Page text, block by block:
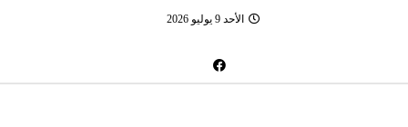
الأحد 9 يوليو 2026